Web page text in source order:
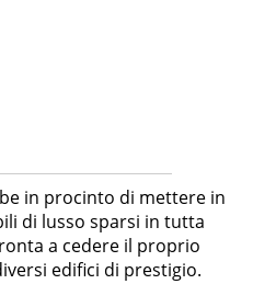
in procinto di mettere in
di lusso sparsi in tutta
a cedere il proprio
edifici di prestigio.